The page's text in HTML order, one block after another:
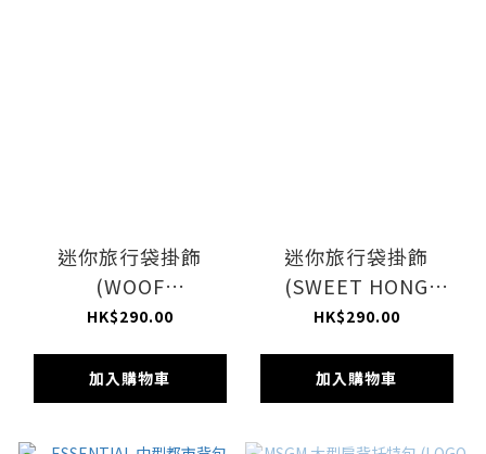
迷你旅行袋掛飾
(WOOF
WONDERLAND)
HK$290.00
加入購物車
迷你旅行袋掛飾
(SWEET HONG
KONG TREATS)
HK$290.00
加入購物車